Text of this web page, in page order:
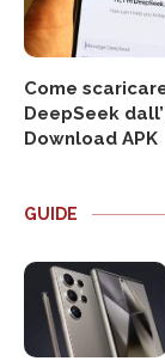
Come
DeepSeek
Download APK
GUIDE